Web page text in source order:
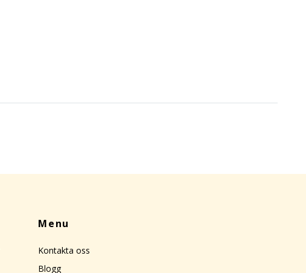
Menu
Kontakta oss
Blogg